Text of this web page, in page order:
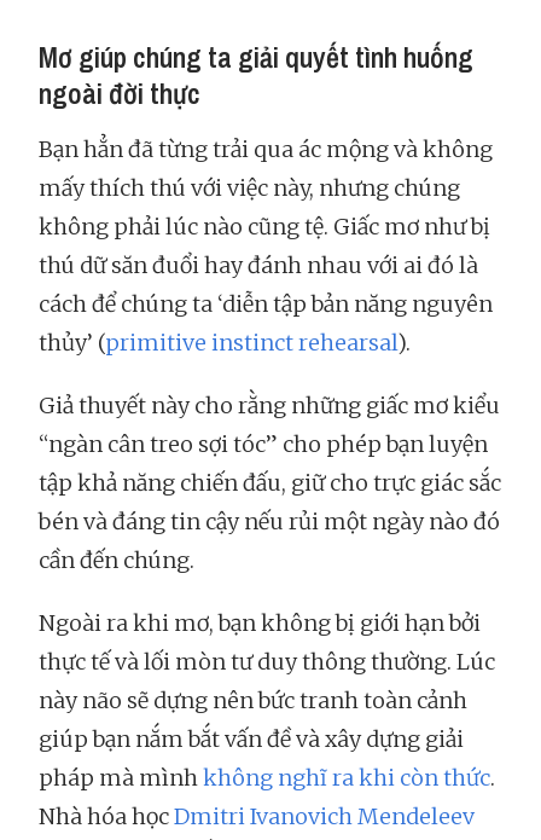
Mơ giúp chúng ta giải quyết tình huống
ngoài đời thực
Bạn hẳn đã từng trải qua ác mộng và không
mấy thích thú với việc này, nhưng chúng
không phải lúc nào cũng tệ. Giấc mơ như bị
thú dữ săn đuổi hay đánh nhau với ai đó là
cách để chúng ta ‘diễn tập bản năng nguyên
thủy’ (primitive instinct rehearsal).
Giả thuyết này cho rằng những giấc mơ kiểu
“ngàn cân treo sợi tóc” cho phép bạn luyện
tập khả năng chiến đấu, giữ cho trực giác sắc
bén và đáng tin cậy nếu rủi một ngày nào đó
cần đến chúng.
Ngoài ra khi mơ, bạn không bị giới hạn bởi
thực tế và lối mòn tư duy thông thường. Lúc
này não sẽ dựng nên bức tranh toàn cảnh
giúp bạn nắm bắt vấn đề và xây dựng giải
pháp mà mìnhkhông nghĩ ra khi còn thức.
Nhà hóa họcDmitri Ivanovich Mendeleev